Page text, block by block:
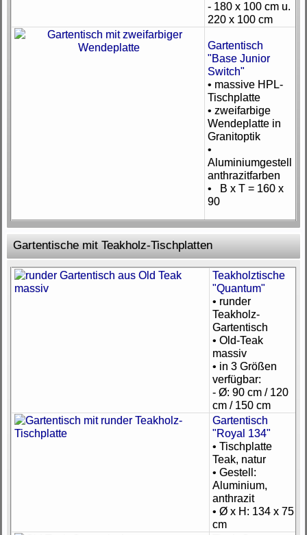
- 180 x 100 cm u.
220 x 100 cm
Gartentisch
"Base Junior
Switch"
• massive HPL-
Tischplatte
• zweifarbige
Wendeplatte in
Granitoptik
•
Aluminiumgestell
anthrazitfarben
• B x T = 160 x
90
Gartentische mit Teakholz-Tischplatten
Teakholztische
"Quantum"
• runder
Teakholz-
Gartentisch
• Old-Teak
massiv
• in 3 Größen
verfügbar:
- Ø: 90 cm / 120
cm / 150 cm
Gartentisch
"Royal 134"
• Tischplatte
Teak, natur
• Gestell:
Aluminium,
anthrazit
• Ø x H: 134 x 75
cm